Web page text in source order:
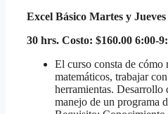
Excel Básico Martes y Jueves
30 hrs. Costo: $160.00 6:00-
El curso consta de cómo
matemáticos, trabajar
herramientas. Desarrollo
manejo de un programa